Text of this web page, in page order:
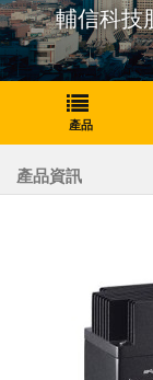
輔信科技
產品
產品資訊